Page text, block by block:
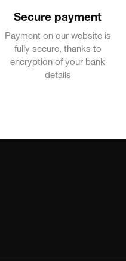
Secure payment
Payment on our website is
fully secure, thanks to
encryption of your bank
details